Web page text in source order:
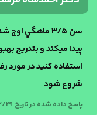
پيدا ميكند و بتدريج
استفاده كنيد در مورد
شروع شود
پاسخ داده شده در تاریخ 1399/03/29 23:47:39